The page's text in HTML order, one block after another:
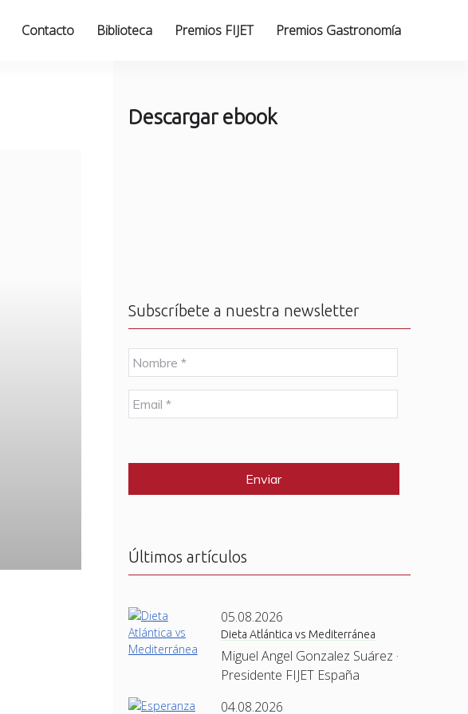
Contacto Biblioteca Premios FIJET Premios Gastronomía
Descargar ebook
Subscríbete a nuestra newsletter
N
o
m
b
r
E
m
l
Últimos artículos
05.08.2026
Dieta Atlántica vs Mediterránea
Miguel Angel Gonzalez Suárez ·
Presidente FIJET España
04.08.2026